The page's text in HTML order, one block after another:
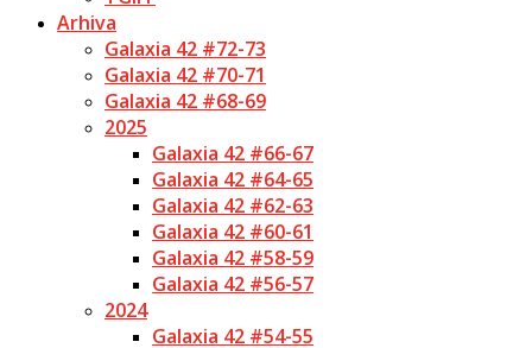
Arhiva
Galaxia 42 #72-73
Galaxia 42 #70-71
Galaxia 42 #68-69
2025
Galaxia 42 #66-67
Galaxia 42 #64-65
Galaxia 42 #62-63
Galaxia 42 #60-61
Galaxia 42 #58-59
Galaxia 42 #56-57
2024
Galaxia 42 #54-55